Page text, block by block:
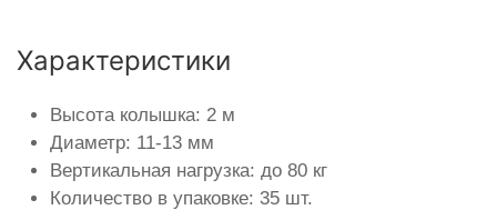
Характеристики
Высота колышка: 2 м
Диаметр: 11-13 мм
Вертикальная нагрузка: до 80 кг
Количество в упаковке: 35 шт.